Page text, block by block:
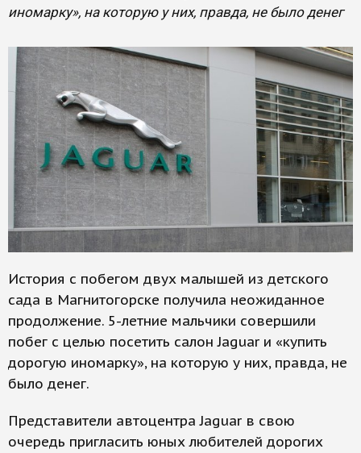
иномарку», на которую у них, правда, не было денег
История с побегом двух малышей из детского
сада в Магнитогорске получила неожиданное
продолжение. 5-летние мальчики совершили
побег с целью посетить салон Jaguar и «купить
дорогую иномарку», на которую у них, правда, не
было денег.
Представители автоцентра Jaguar в свою
очередь пригласить юных любителей дорогих